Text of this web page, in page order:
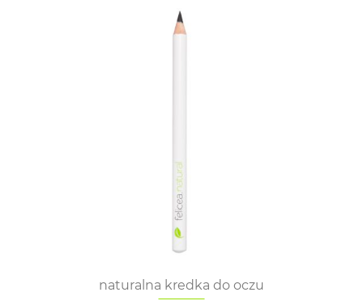
naturalna kredka do oczu